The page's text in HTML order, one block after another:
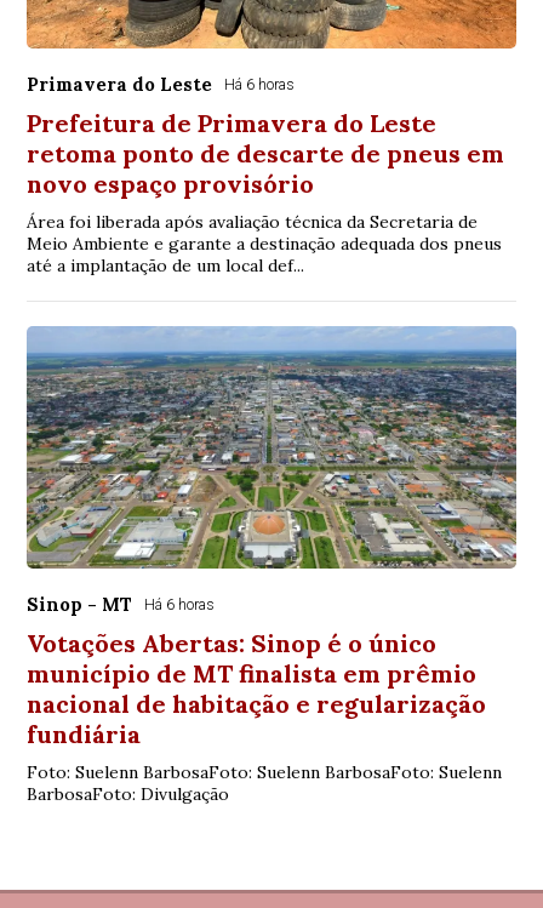
Primavera do Leste Há 6 horas
Prefeitura de Primavera do Leste
retoma ponto de descarte de pneus em
novo espaço provisório
Área foi liberada após avaliação técnica da Secretaria de
Meio Ambiente e garante a destinação adequada dos pneus
até a implantação de um local def...
Sinop - MT Há 6 horas
Votações Abertas: Sinop é o único
município de MT finalista em prêmio
nacional de habitação e regularização
fundiária
Foto: Suelenn BarbosaFoto: Suelenn BarbosaFoto: Suelenn
BarbosaFoto: Divulgação